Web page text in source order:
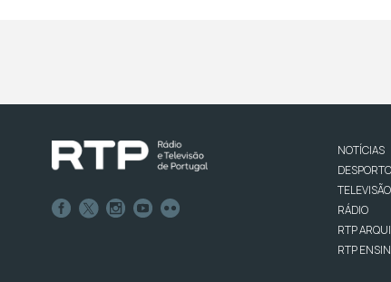
NOTÍCIAS
DESPORTO
TELEVISÃO
RÁDIO
RTP
RTP